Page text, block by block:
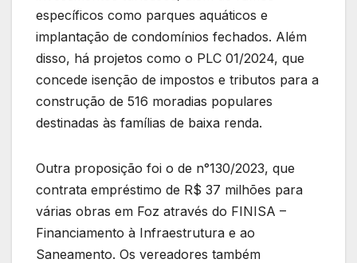
específicos como parques aquáticos e
implantação de condomínios fechados. Além
disso, há projetos como o PLC 01/2024, que
concede isenção de impostos e tributos para a
construção de 516 moradias populares
destinadas às famílias de baixa renda.
Outra proposição foi o de n°130/2023, que
contrata empréstimo de R$ 37 milhões para
várias obras em Foz através do FINISA –
Financiamento à Infraestrutura e ao
Saneamento. Os vereadores também